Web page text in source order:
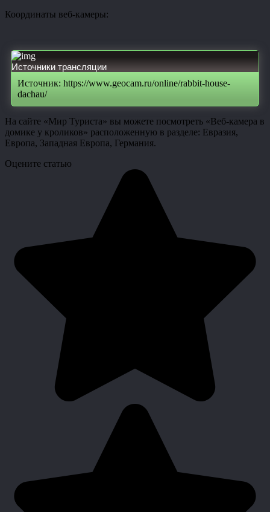
Координаты веб-камеры:
Источники трансляции
Источник: https://www.geocam.ru/online/rabbit-house-
dachau/
На сайте «Мир Туриста» вы можете посмотреть «Веб-камера в
домике у кроликов» расположенную в разделе: Евразия,
Европа, Западная Европа, Германия.
Оцените статью